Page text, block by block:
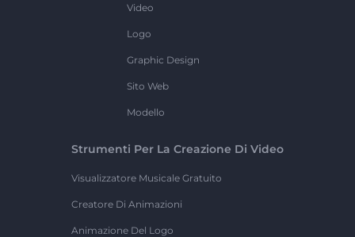
Video
Logo
Graphic Design
Sito Web
Modello
Strumenti Per La Creazione Di Video
Visualizzatore Musicale Gratuito
Creatore Di Animazioni
Animazione Del Logo